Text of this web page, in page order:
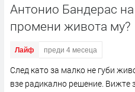
Антонио Бандерас
промени живота му?
Лайф преди 4 месеца
След като за малко не губи
взе радикално решение.